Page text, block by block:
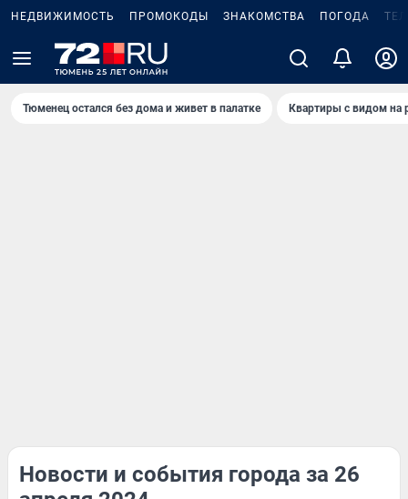
НЕДВИЖИМОСТЬ ПРОМОКОДЫ ЗНАКОМСТВА ПОГОДА
Тюменец остался без дома и живет в палатке Квартиры с видом на
Новости и события города за 26